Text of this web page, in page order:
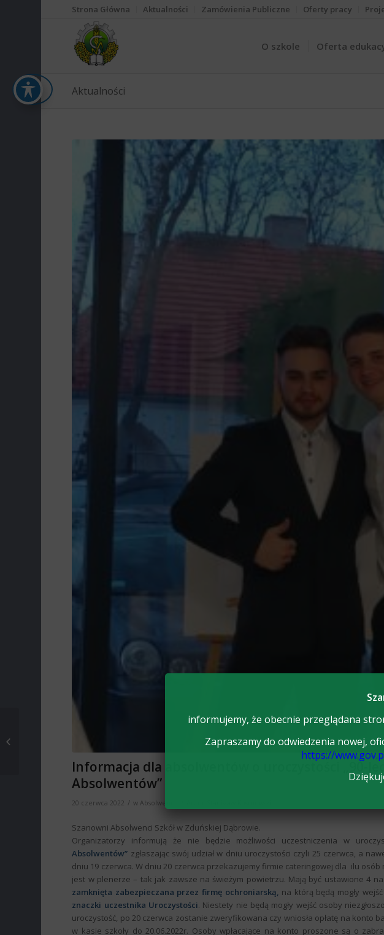
Strona Główna Aktualności Zamówienia Publiczne Oferty pracy
O szkole Oferta
Aktualności
Informacja dla absolwentów o uroczystości „90-
Absolwentów”
20 czerwca 2022 / w Absolwenci
Szanowni Absolwenci Szkół w Zduńskiej Dąbrowie.
Organizatorzy informują że nie będzie możliwości uczestniczenia w
Absolwentów” zgłaszając swój udział w dniu uroczystości czyli 25 czerwca, a
dniu 19 czerwca. W dniu 20 czerwca przekazujemy firmie cateringowej dla ilu osób
jest w plenerze – tak jak zawsze na świeżym powietrzu. Mają być ustawione 4
zamknięta zabezpieczana przez firmę ochroniarską, na którą będą mogły
znaczki uczestnika Uroczystości. Niestety nie będą mogły wejść osoby
uroczystość, po 20 czerwca zostanie zweryfikowana czy wniosła opłatę na konto
w kasie szkoły do 20.06.2022r. Osoby wpłacające na konto proszone są o
PIKNIK POZNAJ DOBRĄ
informujemy, że obecnie przeglądana
Zapraszamy do odwiedzenia nowej,
https://